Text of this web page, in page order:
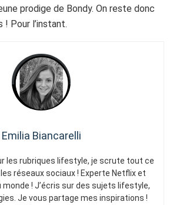
prodige de Bondy. On reste donc
! Pour l’instant.
Emilia Biancarelli
les rubriques lifestyle, je scrute tout ce
réseaux sociaux ! Experte Netflix et
monde ! J’écris sur des sujets lifestyle,
Je vous partage mes inspirations !